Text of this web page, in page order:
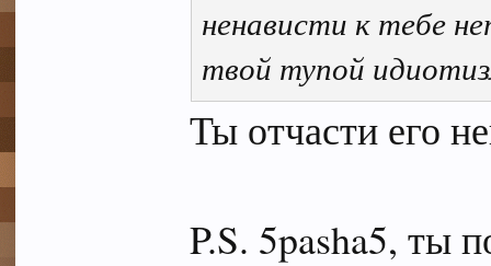
ненависти к тебе
твой тупой
Ты отчасти его
P.S. 5pasha5, ты